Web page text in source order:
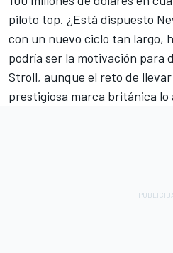
piloto top. ¿Está dispuesto
con un nuevo ciclo tan largo,
podría ser la motivación para
Stroll, aunque el reto de
prestigiosa marca británica lo